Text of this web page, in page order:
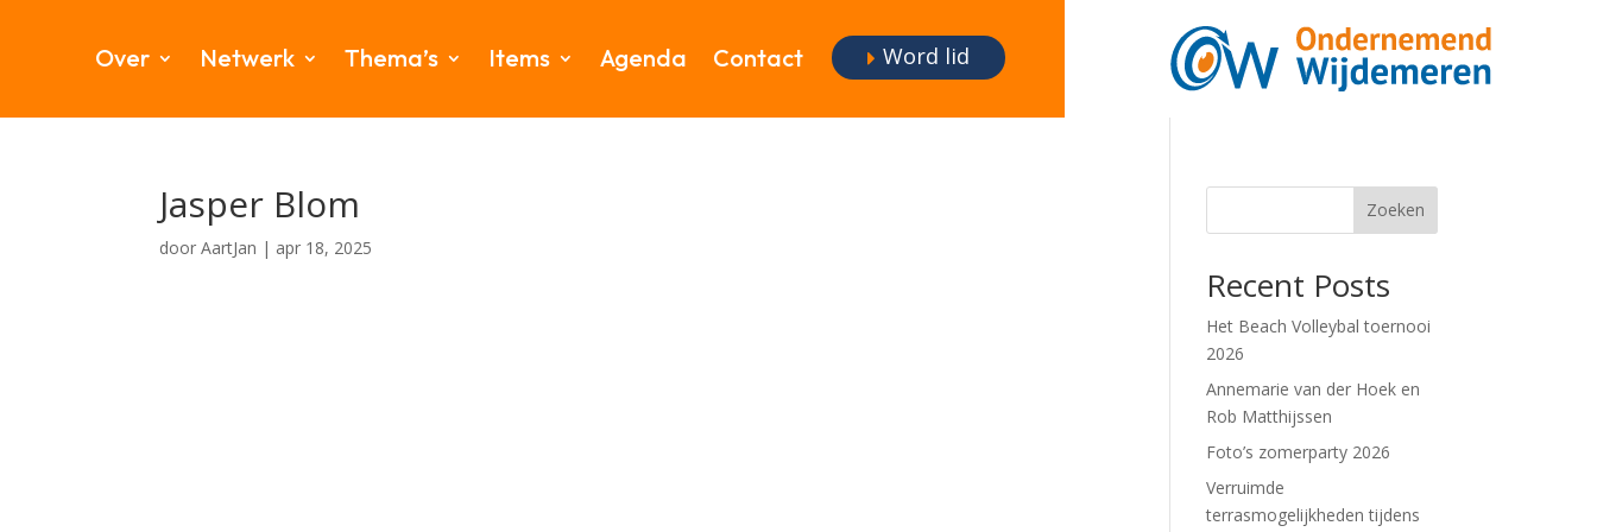
Over Netwerk Thema’s Items Agenda Contact Word lid
Jasper Blom
doorAartJan | apr 18, 2025
Zoeken
Recent Posts
Het Beach Volleybal toernooi
2026
Annemarie van der Hoek en
Rob Matthijssen
Foto’s zomerparty 2026
Verruimde
terrasmogelijkheden tijdens